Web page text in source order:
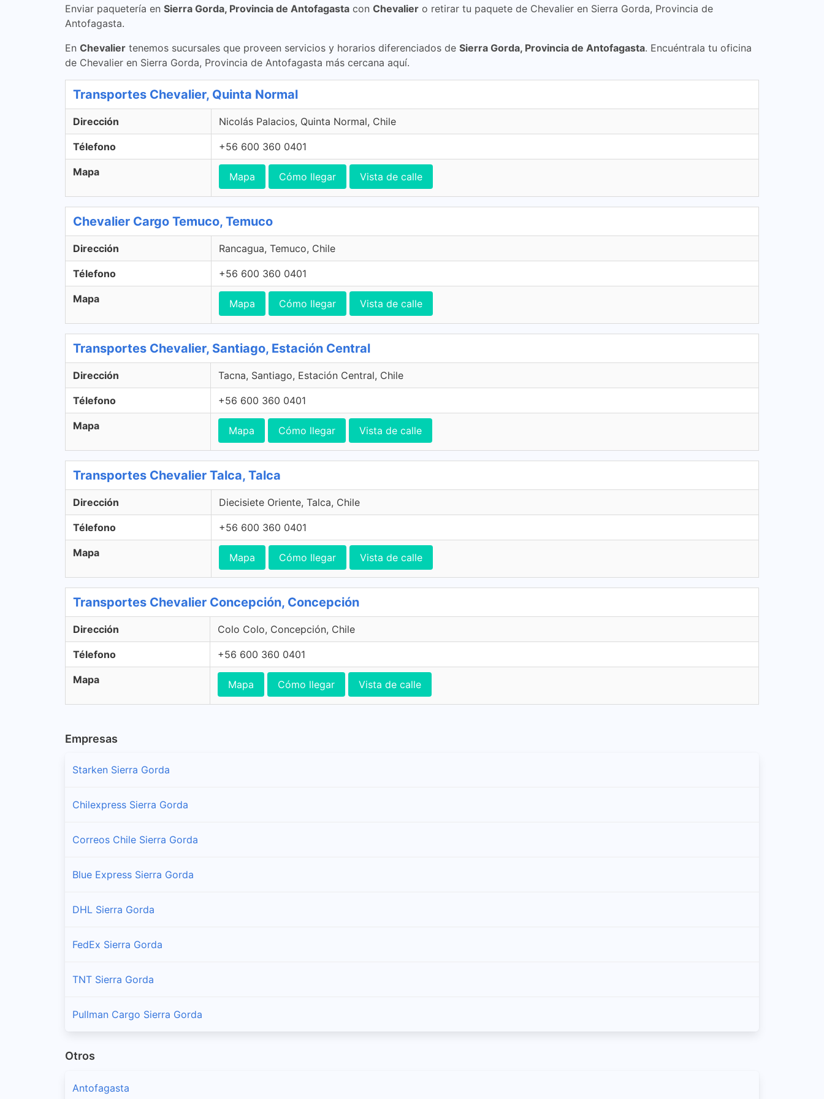
Enviar paquetería en Sierra Gorda, Provincia de Antofagasta con Chevalier o retirar tu paquete de Chevalier en Sierra Gorda, Provincia de
Antofagasta.
En Chevalier tenemos sucursales que proveen servicios y horarios diferenciados de Sierra Gorda, Provincia de Antofagasta. Encuéntrala tu oficina
de Chevalier en Sierra Gorda, Provincia de Antofagasta más cercana aquí.
Transportes Chevalier, Quinta Normal
Dirección Nicolás Palacios, Quinta Normal, Chile
Télefono +56 600 360 0401
Mapa Mapa Cómo llegar Vista de calle
Chevalier Cargo Temuco, Temuco
Dirección Rancagua, Temuco, Chile
Télefono +56 600 360 0401
Mapa Mapa Cómo llegar Vista de calle
Transportes Chevalier, Santiago, Estación Central
Dirección Tacna, Santiago, Estación Central, Chile
Télefono +56 600 360 0401
Mapa Mapa Cómo llegar Vista de calle
Transportes Chevalier Talca, Talca
Dirección Diecisiete Oriente, Talca, Chile
Télefono +56 600 360 0401
Mapa Mapa Cómo llegar Vista de calle
Transportes Chevalier Concepción, Concepción
Dirección Colo Colo, Concepción, Chile
Télefono +56 600 360 0401
Mapa Mapa Cómo llegar Vista de calle
Empresas
Starken Sierra Gorda
Chilexpress Sierra Gorda
Correos Chile Sierra Gorda
Blue Express Sierra Gorda
DHL Sierra Gorda
FedEx Sierra Gorda
TNT Sierra Gorda
Pullman Cargo Sierra Gorda
Otros
Antofagasta